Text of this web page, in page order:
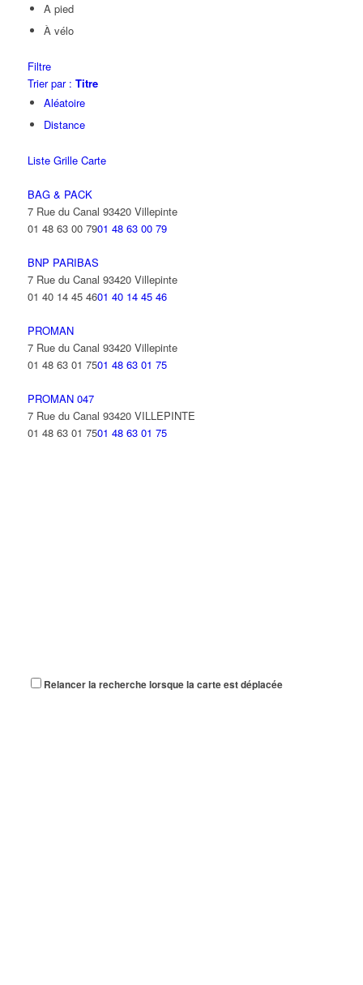
A pied
À vélo
Filtre
Trier par : Titre
Aléatoire
Distance
Liste Grille Carte
BAG & PACK
7 Rue du Canal 93420 Villepinte
01 48 63 00 7901 48 63 00 79
BNP PARIBAS
7 Rue du Canal 93420 Villepinte
01 40 14 45 4601 40 14 45 46
PROMAN
7 Rue du Canal 93420 Villepinte
01 48 63 01 7501 48 63 01 75
PROMAN 047
7 Rue du Canal 93420 VILLEPINTE
01 48 63 01 7501 48 63 01 75
Relancer la recherche lorsque la carte est déplacée